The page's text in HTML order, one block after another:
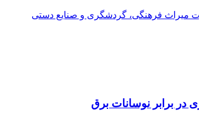
میراث فرهنگی، گردشگری و صنایع دستی
در برابر نوسانات برق